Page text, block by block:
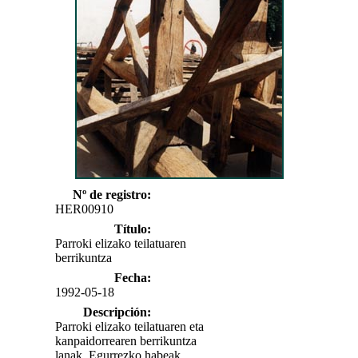
Nº de registro:
HER00910
Título:
Parroki elizako teilatuaren
berrikuntza
Fecha:
1992-05-18
Descripción:
Parroki elizako teilatuaren eta
kanpaidorrearen berrikuntza
lanak. Egurrezko habeak.